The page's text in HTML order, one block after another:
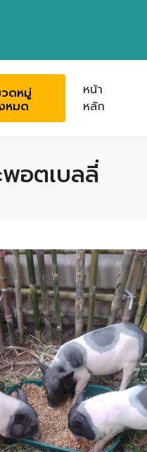
ดหมู่
หมด
หน้า
หลัก
อตเบลลี่